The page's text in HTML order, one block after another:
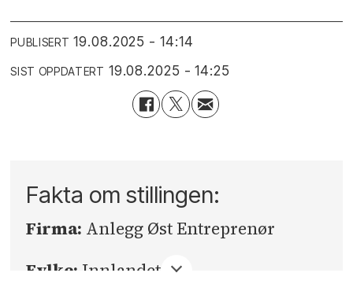
PUBLISERT 19.08.2025 - 14:14
SIST OPPDATERT 19.08.2025 - 14:25
Fakta om stillingen:
Firma: Anlegg Øst Entreprenør
Fylke: Innlandet